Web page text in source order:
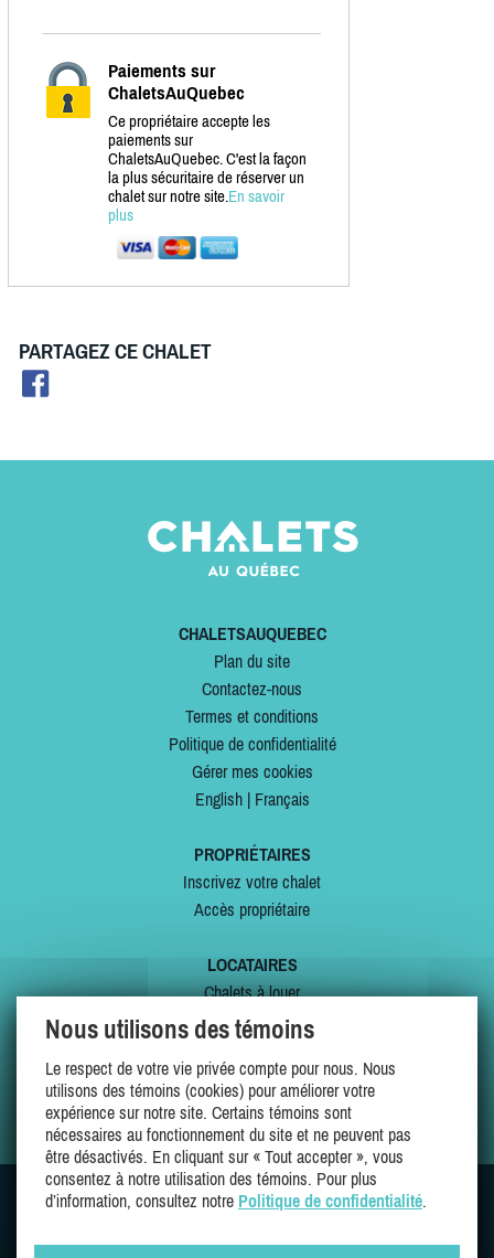
Paiements sur
ChaletsAuQuebec
Ce propriétaire accepte les
paiements sur
ChaletsAuQuebec. C'est la façon
la plus sécuritaire de réserver un
chalet sur notre site.En savoir
plus
PARTAGEZ CE CHALET
CHALETSAUQUEBEC
Plan du site
Contactez-nous
Termes et conditions
Politique de confidentialité
Gérer mes cookies
English| Français
PROPRIÉTAIRES
Inscrivez votre chalet
Accès propriétaire
LOCATAIRES
Chalets à louer
Chalets à vendre
Offres spéciales
Mes favoris
SUIVEZ-NOUS SUR
Nous utilisons des témoins
Le respect de votre vie privée compte pour nous. Nous
utilisons des témoins (cookies) pour améliorer votre
expérience sur notre site. Certains témoins sont
nécessaires au fonctionnement du site et ne peuvent pas
être désactivés. En cliquant sur « Tout accepter », vous
consentez à notre utilisation des témoins. Pour plus
d’information, consultez notre Politique de confidentialité.